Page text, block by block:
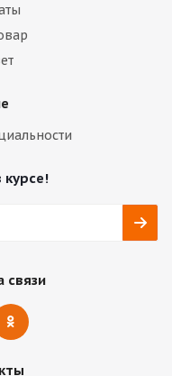
курсе!
связи